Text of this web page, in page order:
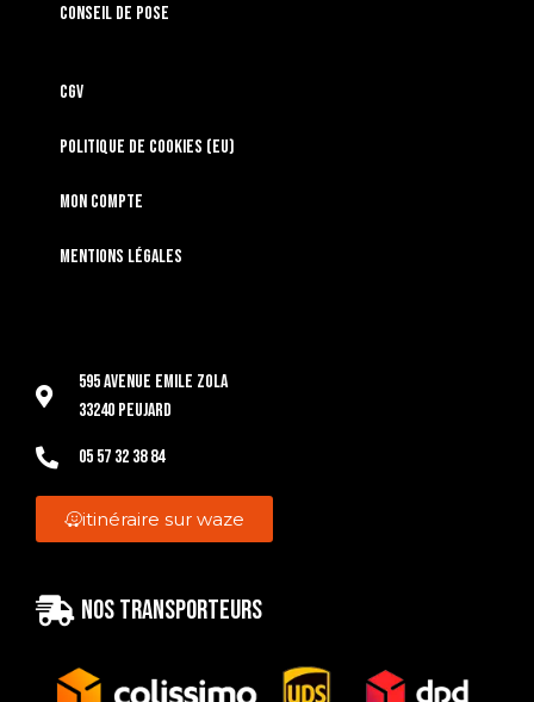
Conseil de pose
CGV
Politique de cookies (EU)
Mon compte
Mentions légales
595 Avenue Emile Zola
33240 Peujard
05 57 32 38 84
itinéraire sur waze
Nos transporteurs